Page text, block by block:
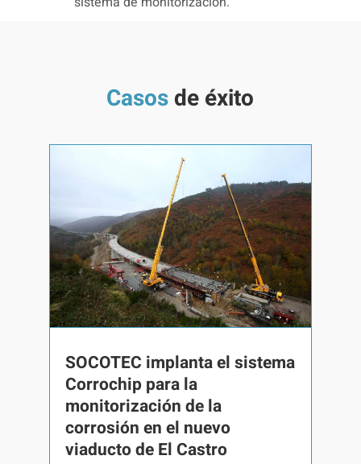
Casosde éxito
SOCOTEC implanta el sistema
Corrochip para la
monitorización de la
corrosión en el nuevo
viaducto de El Castro